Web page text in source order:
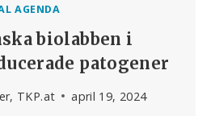
AGENDA
biolabben i
patogener
TKP.at april 19, 2024